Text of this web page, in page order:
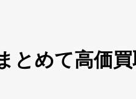
とめて高価